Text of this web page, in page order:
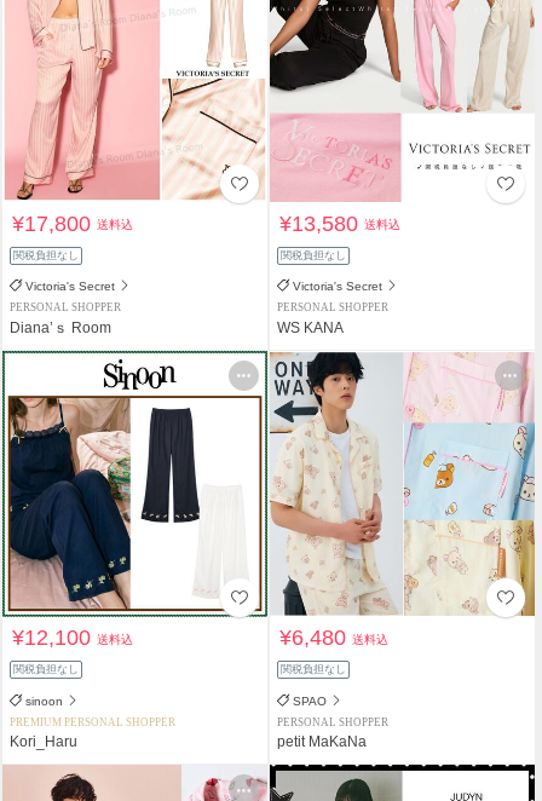
¥17,800送料込
関税負担なし
Victoria's Secret
PERSONAL SHOPPER
Diana’ｓ Room
¥13,580送料込
関税負担なし
Victoria's Secret
PERSONAL SHOPPER
WS KANA
¥12,100送料込
関税負担なし
sinoon
PREMIUM PERSONAL SHOPPER
Kori_Haru
¥6,480送料込
関税負担なし
SPAO
PERSONAL SHOPPER
petit MaKaNa